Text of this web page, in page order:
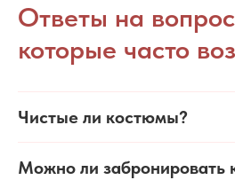
Ответы на
которые часто
Чистые ли костюмы?
Можно ли забронировать